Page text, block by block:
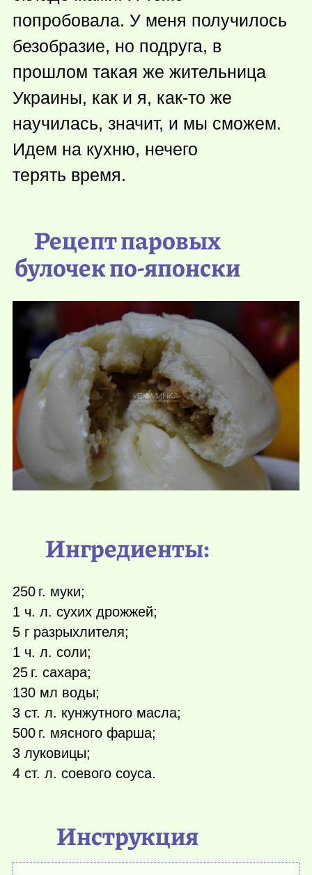
попробовала. У меня получилось
безобразие, но подруга, в
прошлом такая же жительница
Украины, как и я, как-то же
научилась, значит, и мы сможем.
Идем на кухню, нечего
терять время.
Рецепт паровых
булочек по-японски
Ингредиенты:
250 г. муки;
1 ч. л. сухих дрожжей;
5 г разрыхлителя;
1 ч. л. соли;
25 г. сахара;
130 мл воды;
3 ст. л. кунжутного масла;
500 г. мясного фарша;
3 луковицы;
4 ст. л. соевого соуса.
Инструкция